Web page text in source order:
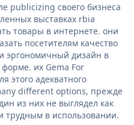
publicizing своего бизнеса
выставках rbia
товары в интернете. они
посетителям качество
эргономичный дизайн в
их Gema For
этого адекватного
different options, прежде
из них не выглядел как
трудным в использовании.